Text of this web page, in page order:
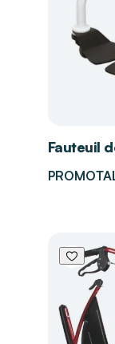
Fauteuil